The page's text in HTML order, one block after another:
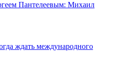
Пантелеевым: Михаил
ждать международного